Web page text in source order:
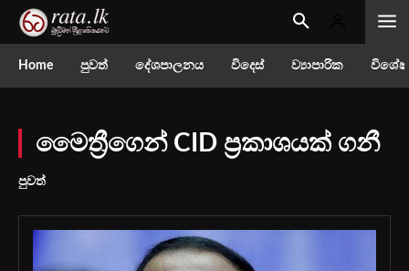
Home පුවත් දේශපාලනය විදෙස් ව්‍යාපාරික
මෛත්‍රීගෙන් CID ප්‍රකාශයක් ගනී
පුවත්